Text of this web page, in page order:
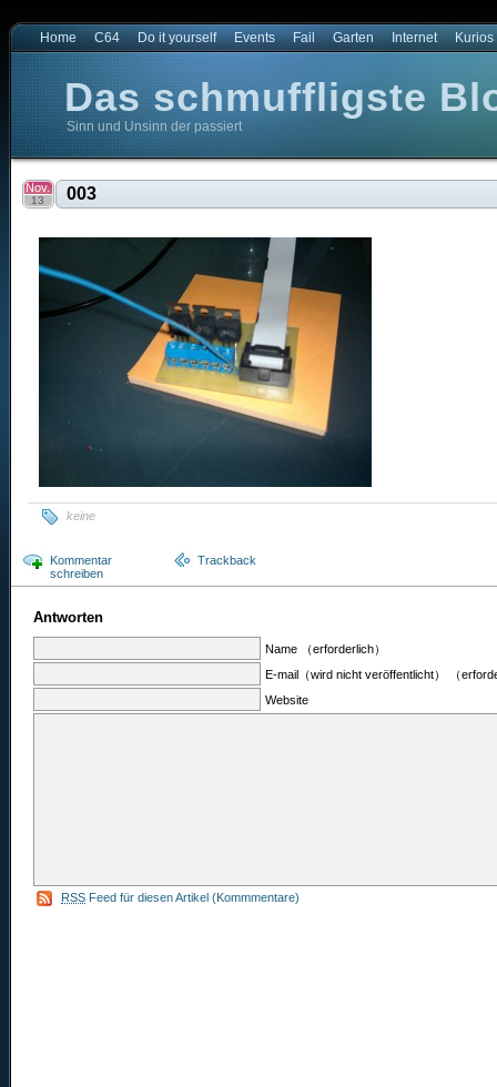
Home C64 Do it yourself Events Fail Garten Internet Kurios
Das schmuffligste
Sinn und Unsinn der passiert
003
Nov.
13
keine
Kommentar
schreiben
Trackback
Antworten
Name （erforderlich）
E-mail（wird nicht veröffentlicht） （
Website
RSS Feed für diesen Artikel (Kommmentare)
Blog der Welt